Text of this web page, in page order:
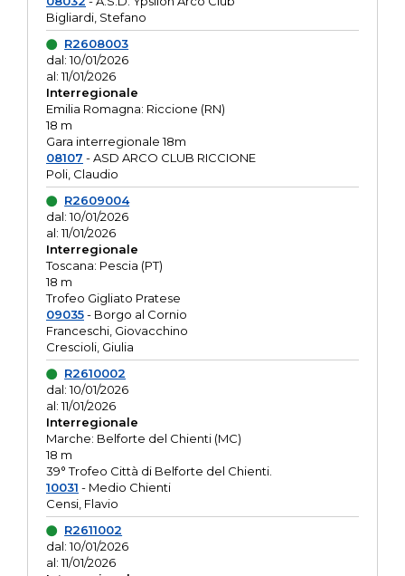
Bigliardi, Stefano
R2608003
dal: 10/01/2026
al: 11/01/2026
Interregionale
Emilia Romagna: Riccione (RN)
18 m
Gara interregionale 18m
08107 - ASD ARCO CLUB RICCIONE
Poli, Claudio
R2609004
dal: 10/01/2026
al: 11/01/2026
Interregionale
Toscana: Pescia (PT)
18 m
Trofeo Gigliato Pratese
09035- Borgo al Cornio
Franceschi, Giovacchino
Crescioli, Giulia
R2610002
dal: 10/01/2026
al: 11/01/2026
Interregionale
Marche: Belforte del Chienti (MC)
18 m
39° Trofeo Città di Belforte del Chienti.
10031 - Medio Chienti
Censi, Flavio
R2611002
dal: 10/01/2026
al: 11/01/2026